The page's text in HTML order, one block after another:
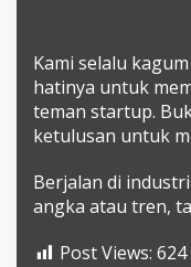
Kami selalu
hatinya untuk
teman startup.
ketulusan untuk
Berjalan di
angka atau tren,
Post Views: 624